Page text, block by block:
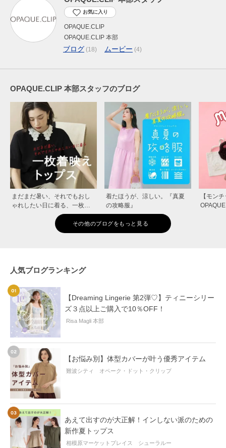
お気に入り
OPAQUE.CLIP
OPAQUE.CLIP 本部
ブログ (18) ムービー (4)
OPAQUE.CLIP 本部スタッフのブログ
まだまだ暑い、それでもおし
ゃれしたい日に着る、一枚映
着たほうが、涼しい。『真夏
の攻略服』
【モン
その他のブログをもっと見る
人気ブログランキング
【Dreaming Lingerie 第2弾♡】ティニーシリー
ズ３点以上ご購入で10％OFF！
Risa Magli 本部
【お悩み別】体型カバーが叶う優秀アイテム
難波シティ オペーク・ドット・クリップ
あえて出すのが大正解！インしない派のための
新作夏トップス
相模原マーケットプレイス シューラルー